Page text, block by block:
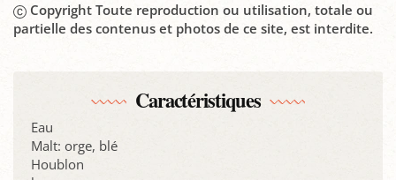
Copyright Toute reproduction ou utilisation, totale ou
partielle des contenus et photos de ce site, est interdite.
Caractéristiques
Eau
Malt: orge, blé
Houblon